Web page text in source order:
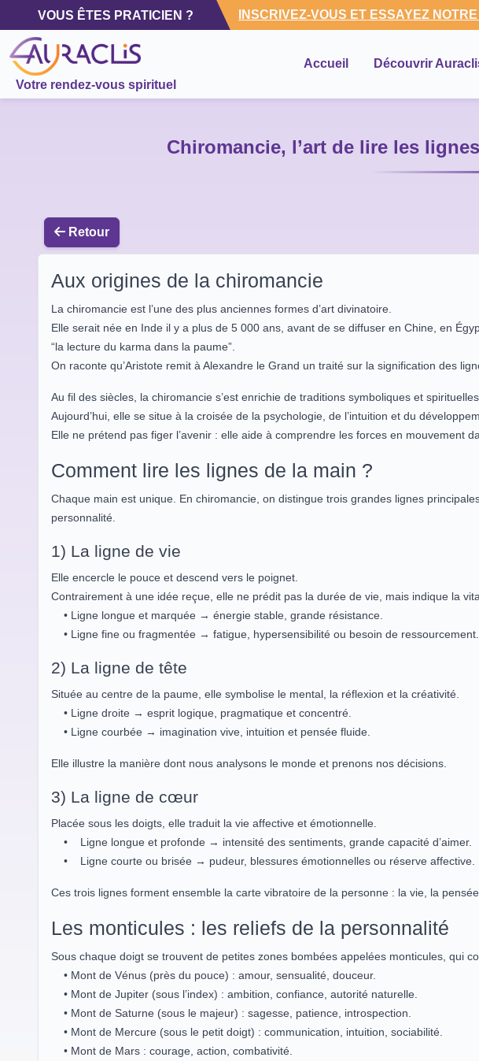
VOUS ÊTES PRATICIEN ? INSCRIVEZ-VOUS ET ESSAYEZ
Votre rendez-vous spirituel
Accueil Découvrir
Chiromancie, l’art de lire les
Retour
Aux origines de la chiromancie
La chiromancie est l’une des plus anciennes formes d’art divinatoire.
Elle serait née en Inde il y a plus de 5 000 ans, avant de se diffuser en Chine, en
“la lecture du karma dans la paume”.
On raconte qu’Aristote remit à Alexandre le Grand un traité sur la signification des
Au fil des siècles, la chiromancie s’est enrichie de traditions symboliques et spirituelles.
Aujourd’hui, elle se situe à la croisée de la psychologie, de l’intuition et du
Elle ne prétend pas figer l’avenir : elle aide à comprendre les forces en mouvement
Comment lire les lignes de la main ?
Chaque main est unique. En chiromancie, on distingue trois grandes lignes
personnalité.
1) La ligne de vie
Elle encercle le pouce et descend vers le poignet.
Contrairement à une idée reçue, elle ne prédit pas la durée de vie, mais indique la
• Ligne longue et marquée → énergie stable, grande résistance.
• Ligne fine ou fragmentée → fatigue, hypersensibilité ou besoin de ressourcement.
2) La ligne de tête
Située au centre de la paume, elle symbolise le mental, la réflexion et la créativité.
• Ligne droite → esprit logique, pragmatique et concentré.
• Ligne courbée → imagination vive, intuition et pensée fluide.
Elle illustre la manière dont nous analysons le monde et prenons nos décisions.
3) La ligne de cœur
Placée sous les doigts, elle traduit la vie affective et émotionnelle.
• Ligne longue et profonde → intensité des sentiments, grande capacité d’aimer.
• Ligne courte ou brisée → pudeur, blessures émotionnelles ou réserve affective.
Ces trois lignes forment ensemble la carte vibratoire de la personne : la vie, la pensée
Les monticules : les reliefs de la personnalité
Sous chaque doigt se trouvent de petites zones bombées appelées monticules, qui
• Mont de Vénus (près du pouce) : amour, sensualité, douceur.
• Mont de Jupiter (sous l’index) : ambition, confiance, autorité naturelle.
• Mont de Saturne (sous le majeur) : sagesse, patience, introspection.
• Mont de Mercure (sous le petit doigt) : communication, intuition, sociabilité.
• Mont de Mars : courage, action, combativité.